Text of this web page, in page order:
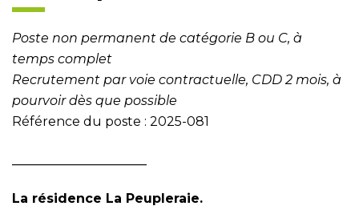
Poste non permanent de catégorie B ou C, à
temps complet
Recrutement par voie contractuelle, CDD 2 mois, à
pourvoir dès que possible
Référence du poste : 2025-081
La résidence La Peupleraie.